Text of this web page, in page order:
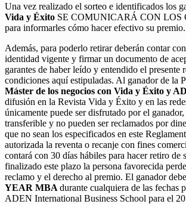
Una vez realizado el sorteo e identificados los
Vida y Éxito SE COMUNICARÁ CON LOS
para informarles cómo hacer efectivo su premio.
Además, para poderlo retirar deberán contar
identidad vigente y firmar un documento de
garantes de haber leído y entendido el presente
condiciones aquí estipuladas. Al ganador de la
Máster de los negocios con Vida y Éxito y
difusión en la Revista Vida y Éxito y en las
únicamente puede ser disfrutado por el
transferible y no pueden ser reclamados por
que no sean los especificados en este
autorizada la reventa o recanje con fines
contará con 30 días hábiles para hacer retiro de
finalizado este plazo la persona favorecida
reclamo y el derecho al premio. El ganador
YEAR MBA durante cualquiera de las fechas
ADEN International Business School para el